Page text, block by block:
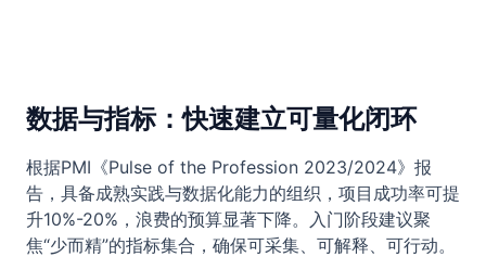
数据与指标：快速建立可量化闭环
根据PMI《Pulse of the Profession 2023/2024》报
告，具备成熟实践与数据化能力的组织，项目成功率可提
升10%-20%，浪费的预算显著下降。入门阶段建议聚
焦“少而精”的指标集合，确保可采集、可解释、可行动。